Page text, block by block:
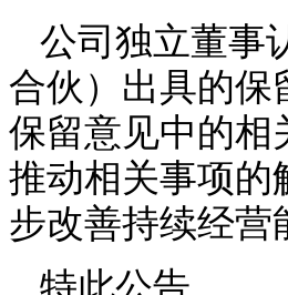
公司独立董事
合伙）出具的保
保留意见中的相
推动相关事项的
步改善持续经营
特此公告。